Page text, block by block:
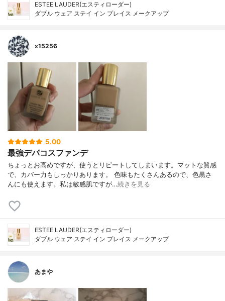
ESTEE LAUDER(エスティローダー)
ダブル ウェア ステイ イン プレイス メークアップ
x15256
5.00
最強デパコスファンデ
ちょっとお高めですが、使うとリピートしてしまいます。マットな質感
で、カバー力もしっかりあります。 色味もたくさんあるので、色黒さ
んにも使えます。私は敏感肌ですが…続きを見る
ESTEE LAUDER(エスティローダー)
ダブル ウェア ステイ イン プレイス メークアップ
あまや